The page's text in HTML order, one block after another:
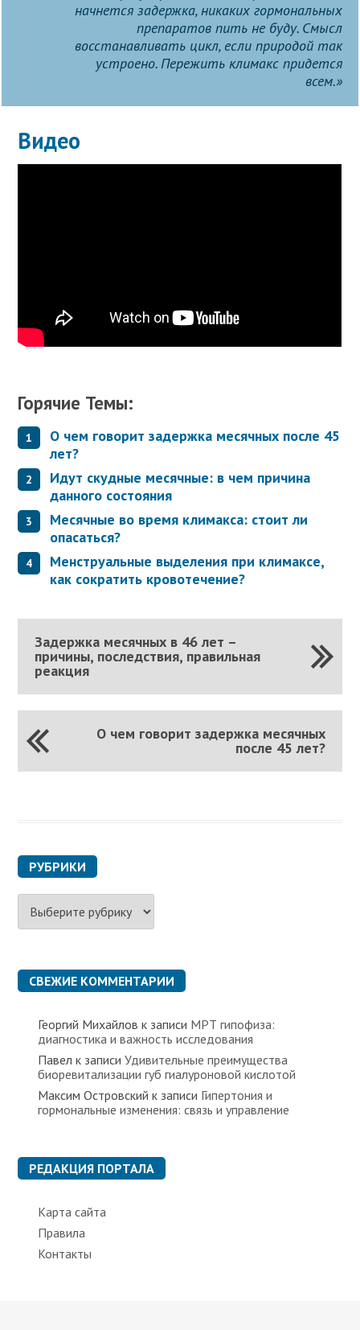
начнется задержка, никаких гормональных
препаратов пить не буду. Смысл
восстанавливать цикл, если природой так
устроено. Пережить климакс придется
всем.»
Видео
Горячие Темы:
О чем говорит задержка месячных после 45
лет?
Идут скудные месячные: в чем причина
данного состояния
Месячные во время климакса: стоит ли
опасаться?
Менструальные выделения при климаксе,
как сократить кровотечение?
Задержка месячных в 46 лет –
причины, последствия, правильная
реакция
О чем говорит задержка месячных
после 45 лет?
РУБРИКИ
Р
б
к
и СВЕЖИЕ КОММЕНТАРИИ
Георгий Михайлов к записи МРТ гипофиза:
диагностика и важность исследования
Павел к записиУдивительные преимущества
биоревитализации губ гиалуроновой кислотой
Максим Островский к записи Гипертония и
гормональные изменения: связь и управление
РЕДАКЦИЯ ПОРТАЛА
Карта сайта
Правила
Контакты